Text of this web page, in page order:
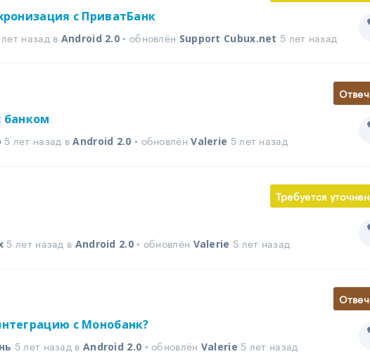
с ПриватБанк
назад в Android 2.0 • обновлён Support Cubux.net 5 лет назад
банком
5 лет назад вAndroid 2.0 • обновлёнValerie 5 лет назад
Требуется
5 лет назад в Android 2.0• обновлён Valerie 5 лет назад
с Монобанк?
5 лет назад в Android 2.0 • обновлён Valerie 5 лет назад